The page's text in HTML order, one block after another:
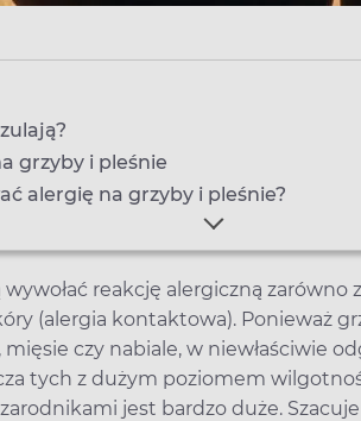
grzyby i pleśnie
alergię na grzyby i pleśnie?
reakcję alergiczną
(alergia kontaktowa). Ponieważ
czy nabiale, w niewłaściwie
tych z dużym poziomem
jest bardzo duże.